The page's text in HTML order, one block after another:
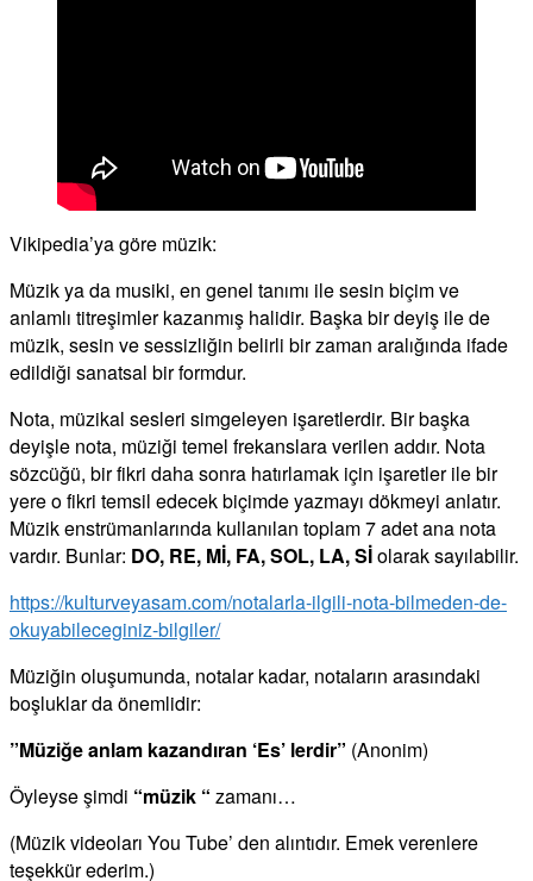
Vikipedia’ya göre müzik:
Müzik ya da musiki, en genel tanımı ile sesin biçim ve
anlamlı titreşimler kazanmış halidir. Başka bir deyiş ile de
müzik, sesin ve sessizliğin belirli bir zaman aralığında ifade
edildiği sanatsal bir formdur.
Nota, müzikal sesleri simgeleyen işaretlerdir. Bir başka
deyişle nota, müziği temel frekanslara verilen addır. Nota
sözcüğü, bir fikri daha sonra hatırlamak için işaretler ile bir
yere o fikri temsil edecek biçimde yazmayı dökmeyi anlatır.
Müzik enstrümanlarında kullanılan toplam 7 adet ana nota
vardır. Bunlar: DO, RE, Mİ, FA, SOL, LA, Sİolarak sayılabilir.
https://kulturveyasam.com/notalarla-ilgili-nota-bilmeden-de-
okuyabileceginiz-bilgiler/
Müziğin oluşumunda, notalar kadar, notaların arasındaki
boşluklar da önemlidir:
”Müziğe anlam kazandıran ‘Es’ lerdir” (Anonim)
Öyleyse şimdi “müzik “ zamanı…
(Müzik videoları You Tube’ den alıntıdır. Emek verenlere
teşekkür ederim.)